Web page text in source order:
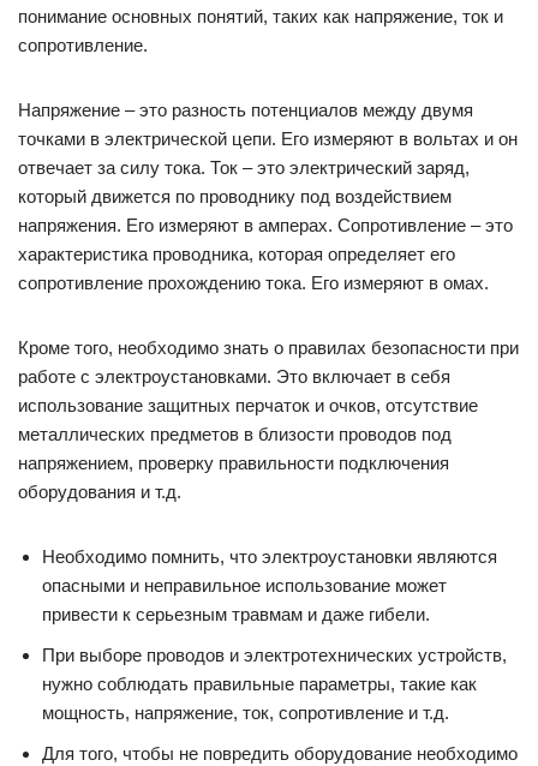
понимание основных понятий, таких как напряжение, ток и
сопротивление.
Напряжение – это разность потенциалов между двумя
точками в электрической цепи. Его измеряют в вольтах и он
отвечает за силу тока. Ток – это электрический заряд,
который движется по проводнику под воздействием
напряжения. Его измеряют в амперах. Сопротивление – это
характеристика проводника, которая определяет его
сопротивление прохождению тока. Его измеряют в омах.
Кроме того, необходимо знать о правилах безопасности при
работе с электроустановками. Это включает в себя
использование защитных перчаток и очков, отсутствие
металлических предметов в близости проводов под
напряжением, проверку правильности подключения
оборудования и т.д.
Необходимо помнить, что электроустановки являются
опасными и неправильное использование может
привести к серьезным травмам и даже гибели.
При выборе проводов и электротехнических устройств,
нужно соблюдать правильные параметры, такие как
мощность, напряжение, ток, сопротивление и т.д.
Для того, чтобы не повредить оборудование необходимо